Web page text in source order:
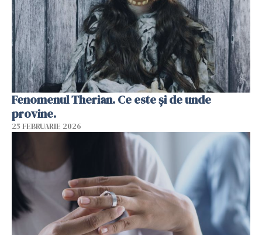
Fenomenul Therian. Ce este și de unde
provine.
25 FEBRUARIE 2026